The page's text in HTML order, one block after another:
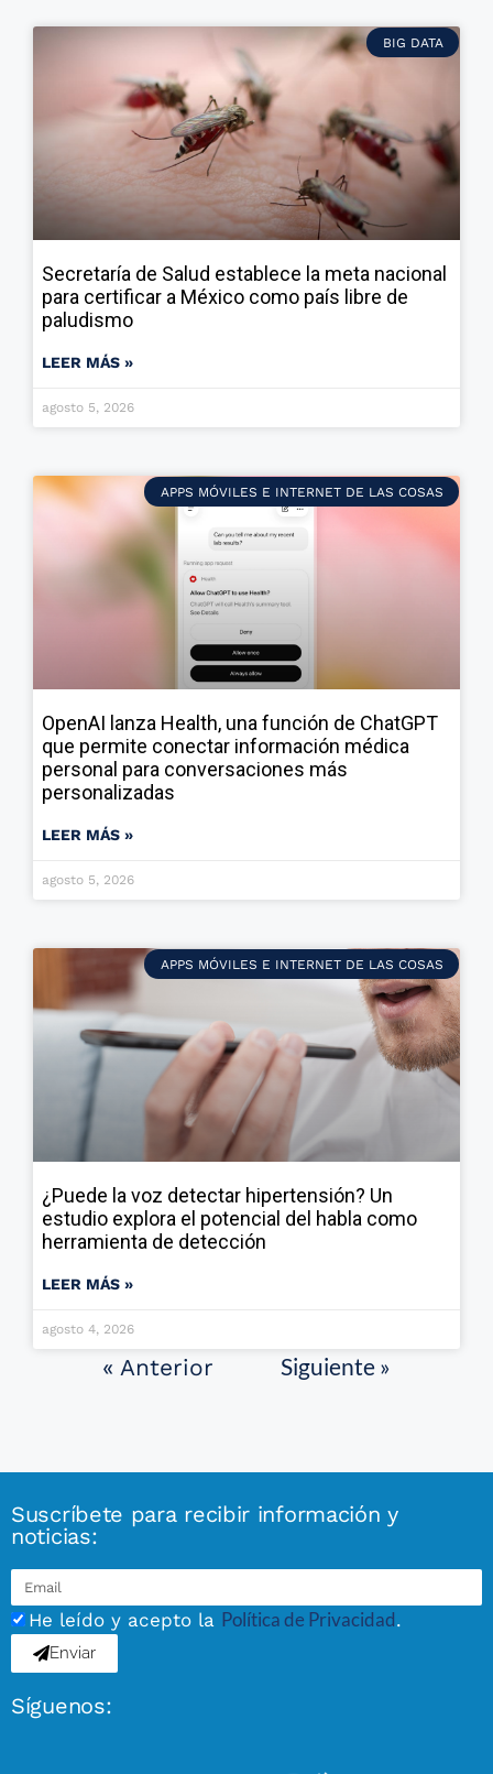
BIG DATA
Secretaría de Salud establece la meta nacional
para certificar a México como país libre de
paludismo
LEER MÁS »
agosto 5, 2026
APPS MÓVILES E INTERNET DE LAS COSAS
OpenAI lanza Health, una función de ChatGPT
que permite conectar información médica
personal para conversaciones más
personalizadas
LEER MÁS »
agosto 5, 2026
APPS MÓVILES E INTERNET DE LAS COSAS
¿Puede la voz detectar hipertensión? Un
estudio explora el potencial del habla como
herramienta de detección
LEER MÁS »
agosto 4, 2026
« Anterior Siguiente »
Suscríbete para recibir información y
noticias:
He leído y acepto la Política de Privacidad.
Enviar
Síguenos: